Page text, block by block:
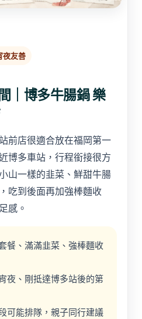
夜友善
｜博多牛腸鍋 樂
前店很適合放在福岡第一
博多車站，行程銜接很方
山一樣的韭菜、鮮甜牛腸
吃到後面再加強棒麵收
感。
餐、滿滿韭菜、強棒麵收
夜、剛抵達博多站後的第
可能排隊，親子同行建議